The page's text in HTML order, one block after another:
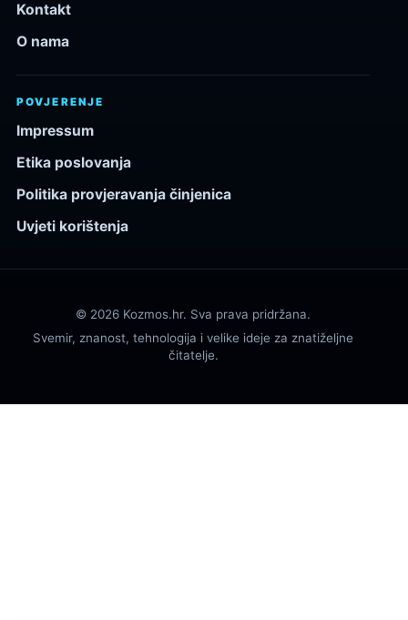
Kontakt
O nama
POVJERENJE
Impressum
Etika poslovanja
Politika provjeravanja činjenica
Uvjeti korištenja
© 2026 Kozmos.hr. Sva prava pridržana.
Svemir, znanost, tehnologija i velike ideje za znatiželjne
čitatelje.